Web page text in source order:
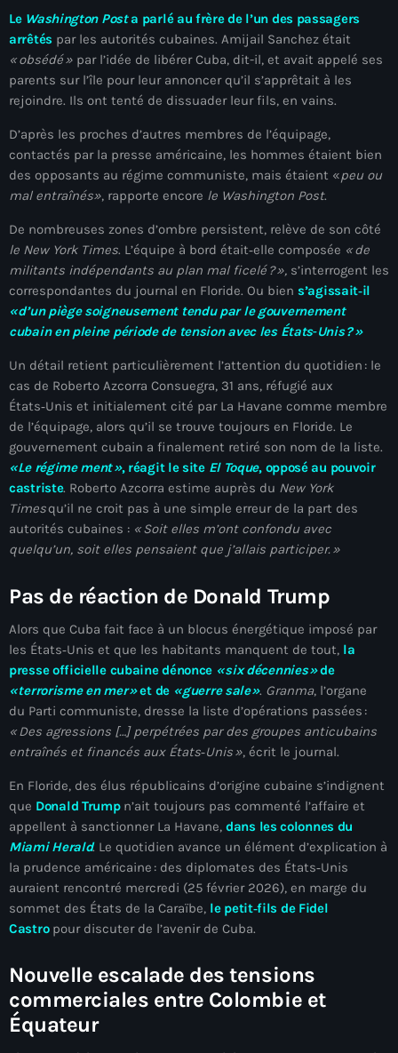
janvier 2026
décembre 2025
novembre 2025
septembre 2025
août 2025
juillet 2025
juin 2025
mai 2025
avril 2025
mars 2025
janvier 2025
décembre 2024
novembre 2024
octobre 2024
août 2024
juillet 2024
juin 2024
mai 2024
Catégories
: Internet Haiti
‘Pwogram Biden
“Viv Ansanm”
#freecarel
#HPK
#KPK
#NouBoukeTann
LeWashington Posta parlé au frère de l’un des passagers
arrêtés par les autorités cubaines. Amijail Sanchez était
«obsédé» par l’idée de libérer Cuba, dit-il, et avait appelé ses
parents sur l’île pour leur annoncer qu’il s’apprêtait à les
rejoindre. Ils ont tenté de dissuader leur fils, en vains.
D’après les proches d’autres membres de l’équipage,
contactés par la presse américaine, les hommes étaient bien
des opposants au régime communiste, mais étaient «peu ou
mal entraînés», rapporte encore le Washington Post.
De nombreuses zones d’ombre persistent, relève de son côté
le New York Times. L’équipe à bord était‑elle composée «de
militants indépendants au plan mal ficelé ?», s’interrogent les
correspondantes du journal en Floride. Ou bien s’agissait‑il
« d’un piège soigneusement tendu par le gouvernement
cubain en pleine période de tension avec les États‑Unis ? »
Un détail retient particulièrement l’attention du quotidien : le
cas de Roberto Azcorra Consuegra, 31 ans, réfugié aux
États‑Unis et initialement cité par La Havane comme membre
de l’équipage, alors qu’il se trouve toujours en Floride. Le
gouvernement cubain a finalement retiré son nom de la liste.
« Le régime ment », réagit le site El Toque, opposé au pouvoir
castriste. Roberto Azcorra estime auprès du New York
Timesqu’il ne croit pas à une simple erreur de la part des
autorités cubaines : «Soit elles m’ont confondu avec
quelqu’un, soit elles pensaient que j’allais participer.»
Pas de réaction de Donald Trump
Alors que Cuba fait face à un blocus énergétique imposé par
les États‑Unis et que les habitants manquent de tout, la
presse officielle cubaine dénonce « six décennies »de
« terrorisme en mer »et de « guerre sale ». Granma, l’organe
du Parti communiste, dresse la liste d’opérations passées :
«Des agressions […] perpétrées par des groupes anticubains
entraînés et financés aux États‑Unis», écrit le journal.
En Floride, des élus républicains d’origine cubaine s’indignent
que Donald Trumpn’ait toujours pas commenté l’affaire et
appellent à sanctionner La Havane, dans les colonnes du
Miami Herald. Le quotidien avance un élément d’explication à
la prudence américaine : des diplomates des États‑Unis
auraient rencontré mercredi (25 février 2026), en marge du
sommet des États de la Caraïbe, le petit‑fils de Fidel
Castropour discuter de l’avenir de Cuba.
Nouvelle escalade des tensions
commerciales entre Colombie et
Équateur